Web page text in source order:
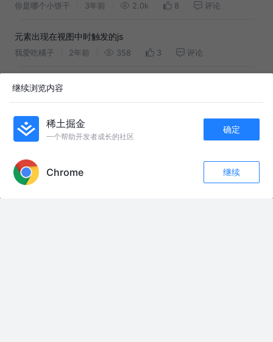
64
你是哪个小饼干 3年前 2.0k 8 评论
元素出现在视图中时触发的js
我爱吃橘子 2年前 358 3 评论
聊一聊如何对元素可视区域进行判定
没空铲屎的艾伦 3年前 1.6k 6 1
友情链接：
#抖音精选App征稿中 #二次元 #ai漫剧 #原创动画
大家感觉谁能夺冠呢？ #CFM嘉年华 #CFMLS19 #CFMLS19总决赛
#CFML白鲨KZ泉城争冠
继续浏览内容
稀土掘金
一个帮助开发者成长的社区
确定
Chrome 继续